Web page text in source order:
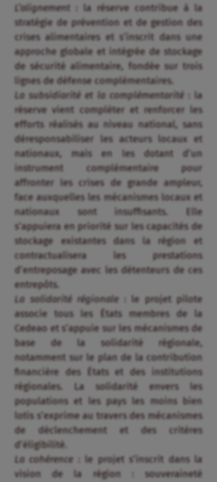
L’alignement : la réserve contribue à la
stratégie de prévention et de gestion des
crises alimentaires et s’inscrit dans une
approche globale et intégrée de stockage
de sécurité alimentaire, fondée sur trois
lignes de défense complémentaires.
La subsidiarité et la complémentarité : la
réserve vient compléter et renforcer les
efforts réalisés au niveau national, sans
déresponsabiliser les acteurs locaux et
nationaux, mais en les dotant d’un
instrument complémentaire pour
affronter les crises de grande ampleur,
face auxquelles les mécanismes locaux et
nationaux sont insuffisants. Elle
s’appuiera en priorité sur les capacités de
stockage existantes dans la région et
contractualisera les prestations
d’entreposage avec les détenteurs de ces
entrepôts.
La solidarité régionale : le projet pilote
associe tous les États membres de la
Cedeao et s’appuie sur les mécanismes de
base de la solidarité régionale,
notamment sur le plan de la contribution
financière des États et des institutions
régionales. La solidarité envers les
populations et les pays les moins bien
lotis s’exprime au travers des mécanismes
de déclenchement et des critères
d’éligibilité.
La cohérence : le projet s’inscrit dans la
vision de la région : souveraineté